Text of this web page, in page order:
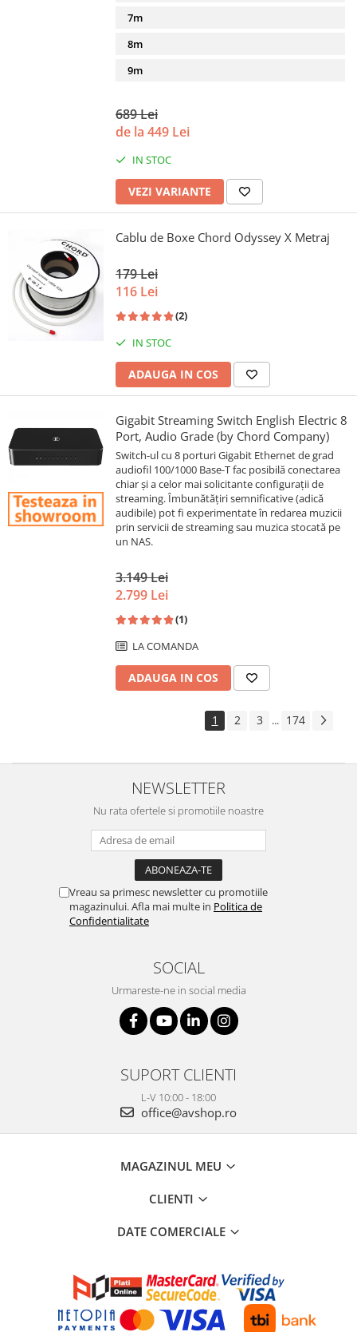
7m
8m
9m
689 Lei
de la 449 Lei
IN STOC
VEZI VARIANTE
Cablu de Boxe Chord Odyssey X Metraj
179 Lei
116 Lei
(2)
IN STOC
ADAUGA IN COS
Gigabit Streaming Switch English Electric 8
Port, Audio Grade (by Chord Company)
Switch-ul cu 8 porturi Gigabit Ethernet de grad
audiofil 100/1000 Base-T fac posibilă conectarea
chiar și a celor mai solicitante configurații de
streaming. Îmbunătățiri semnificative (adică
audibile) pot fi experimentate în redarea muzicii
prin servicii de streaming sau muzica stocată pe
un NAS.
3.149 Lei
2.799 Lei
(1)
LA COMANDA
ADAUGA IN COS
1 2 3 ... 174
NEWSLETTER
Nu rata ofertele si promotiile noastre
Vreau sa primesc newsletter cu promotiile
magazinului. Afla mai multe in Politica de
Confidentialitate
SOCIAL
Urmareste-ne in social media
SUPORT CLIENTI
L-V 10:00 - 18:00
office@avshop.ro
MAGAZINUL MEU
CLIENTI
DATE COMERCIALE